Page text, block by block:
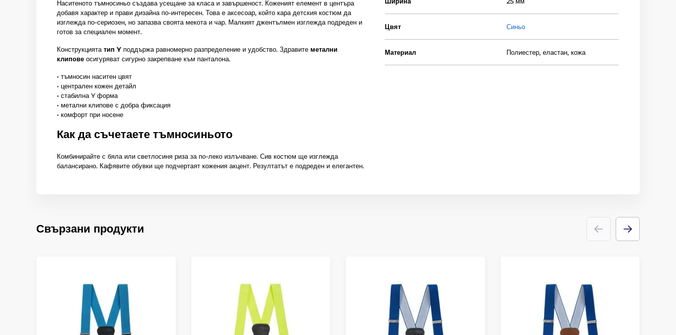
Наситеното тъмносиньо създава усещане за класа и завършеност. Коженият елемент в центъра
добавя характер и прави дизайна по-интересен. Това е аксесоар, който кара детския костюм да
изглежда по-сериозен, но запазва своята мекота и чар. Малкият джентълмен изглежда подреден и
готов за специален момент.
Конструкциятатип Y поддържа равномерно разпределение и удобство. Здравите метални
клипове осигуряват сигурно закрепване към панталона.
• тъмносин наситен цвят
• централен кожен детайл
• стабилна Y форма
• метални клипове с добра фиксация
• комфорт при носене
Как да съчетаете тъмносиньото
Комбинирайте с бяла или светлосиня риза за по-леко излъчване. Сив костюм ще изглежда
балансирано. Кафявите обувки ще подчертаят кожения акцент. Резултатът е подреден и елегантен.
Цвят Синьо
Материал Полиестер, еластан, кожа
Свързани продукти